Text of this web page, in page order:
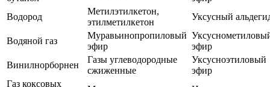
Водород
Метилэтилкетон,
этилметилкетон
Уксусный
Водяной газ
Муравьинопропиловый
эфир
эфир
Винилнорборнен
Газы углеводородные
сжиженные
Уксусноэтиловый
эфир
Газ коксовых